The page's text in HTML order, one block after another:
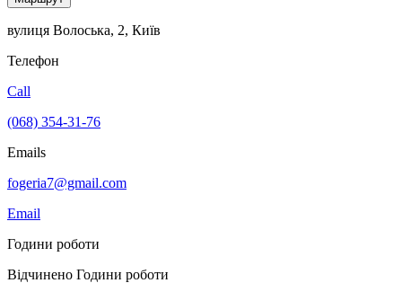
вулиця Волоська, 2, Київ
Телефон
Call
(068) 354-31-76
Emails
fogeria7@gmail.com
Email
Години роботи
Відчинено Години роботи